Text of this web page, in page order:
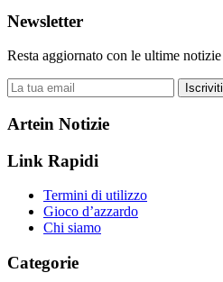
Newsletter
Resta aggiornato con le ultime notizie
Iscriviti
Artein Notizie
Link Rapidi
Termini di utilizzo
Gioco d’azzardo
Chi siamo
Categorie